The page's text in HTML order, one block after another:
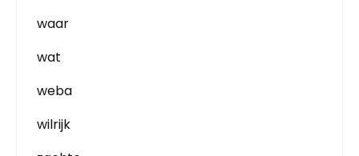
waar
wat
weba
wilrijk